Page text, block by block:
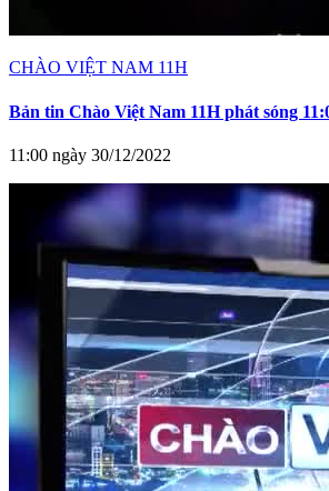
CHÀO VIỆT NAM 11H
Bản tin Chào Việt Nam 11H phát sóng
11:00 ngày 30/12/2022